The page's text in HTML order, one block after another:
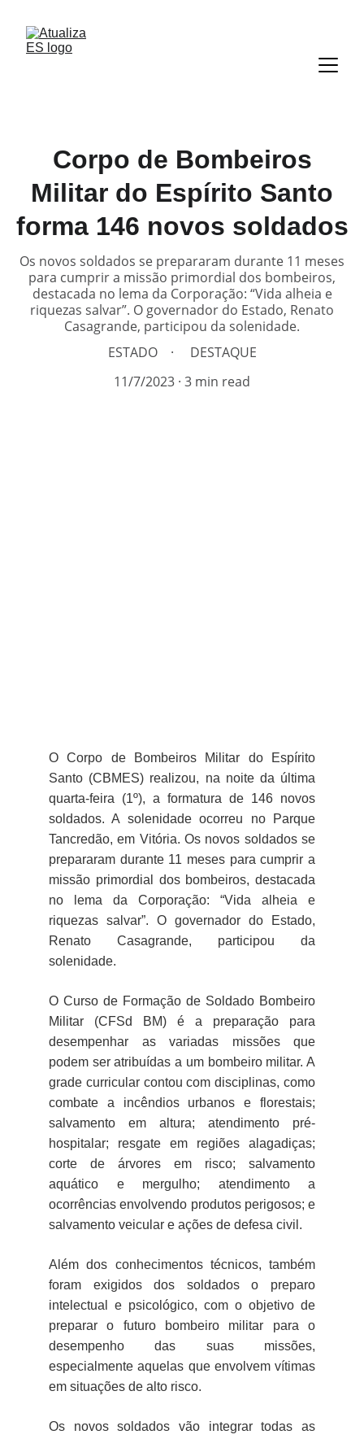
Corpo de Bombeiros
Militar do Espírito Santo
forma 146 novos soldados
Os novos soldados se prepararam durante 11 meses
para cumprir a missão primordial dos bombeiros,
destacada no lema da Corporação: “Vida alheia e
riquezas salvar”. O governador do Estado, Renato
Casagrande, participou da solenidade.
ESTADO
DESTAQUE
11/7/2023 3 min read
O Corpo de Bombeiros Militar do Espírito
Santo (CBMES) realizou, na noite da última
quarta-feira (1º), a formatura de 146 novos
soldados. A solenidade ocorreu no Parque
Tancredão, em Vitória. Os novos soldados se
prepararam durante 11 meses para cumprir a
missão primordial dos bombeiros, destacada
no lema da Corporação: “Vida alheia e
riquezas salvar”. O governador do Estado,
Renato Casagrande, participou da
solenidade.
O Curso de Formação de Soldado Bombeiro
Militar (CFSd BM) é a preparação para
desempenhar as variadas missões que
podem ser atribuídas a um bombeiro militar. A
grade curricular contou com disciplinas, como
combate a incêndios urbanos e florestais;
salvamento em altura; atendimento pré-
hospitalar; resgate em regiões alagadiças;
corte de árvores em risco; salvamento
aquático e mergulho; atendimento a
ocorrências envolvendo produtos perigosos; e
salvamento veicular e ações de defesa civil.
Além dos conhecimentos técnicos, também
foram exigidos dos soldados o preparo
intelectual e psicológico, com o objetivo de
preparar o futuro bombeiro militar para o
desempenho das suas missões,
especialmente aquelas que envolvem vítimas
em situações de alto risco.
Os novos soldados vão integrar todas as